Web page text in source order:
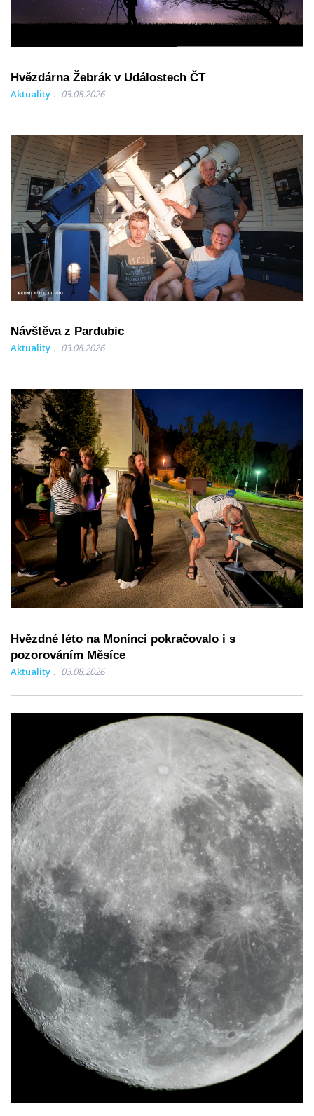
Hvězdárna Žebrák v Událostech ČT
Aktuality 03.08.2026
Návštěva z Pardubic
Aktuality 03.08.2026
Hvězdné léto na Monínci pokračovalo i s
pozorováním Měsíce
Aktuality 03.08.2026